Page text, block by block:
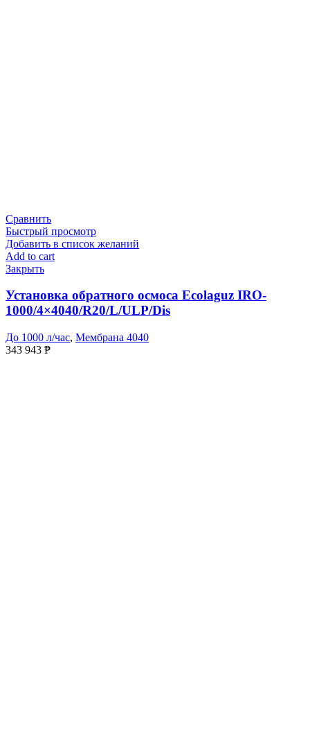
Сравнить
Быстрый просмотр
Добавить в список желаний
Add to cart
Закрыть
Установка обратного осмоса Ecolaguz IRO-
1000/4×4040/R20/L/ULP/Dis
До 1000 л/час, Мембрана 4040
343 943 ₱